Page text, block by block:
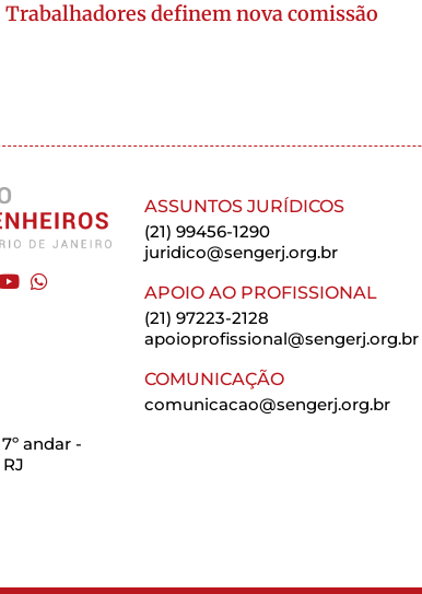
Trabalhadores definem nova comissão
andar -
ASSUNTOS JURÍDICOS
(21) 99456-1290
juridico@sengerj.org.br
APOIO AO PROFISSIONAL
(21) 97223-2128
apoioprofissional@sengerj.org.br
COMUNICAÇÃO
comunicacao@sengerj.org.br